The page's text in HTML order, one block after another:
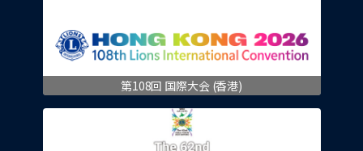
第108回 国際大会 (香港)